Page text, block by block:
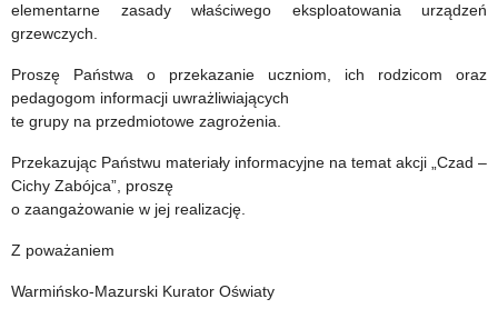
elementarne zasady właściwego eksploatowania urządzeń
grzewczych.
Proszę Państwa o przekazanie uczniom, ich rodzicom oraz
pedagogom informacji uwrażliwiających
te grupy na przedmiotowe zagrożenia.
Przekazując Państwu materiały informacyjne na temat akcji „Czad –
Cichy Zabójca”, proszę
o zaangażowanie w jej realizację.
Z poważaniem
Warmińsko-Mazurski Kurator Oświaty
Polsce
z
informacji
o
popełnionych
przestępstwach
przez